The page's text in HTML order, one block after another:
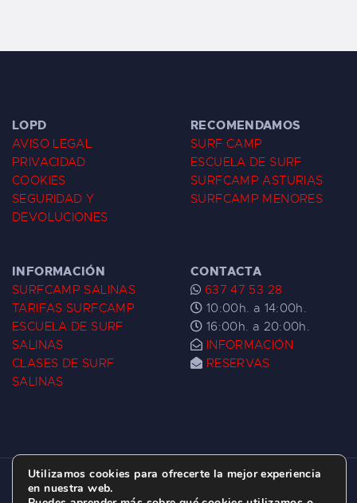
LOPD
AVISO LEGAL
PRIVACIDAD
COOKIES
SEGURIDAD Y
DEVOLUCIONES
RECOMENDAMOS
SURF CAMP
ESCUELA DE SURF
SURFCAMP ASTURIAS
SURFCAMP MENORES
INFORMACIÓN
SURFCAMP SALINAS
TARIFAS SURFCAMP
ESCUELA DE SURF
SALINAS
CLASES DE SURF
SALINAS
CONTACTA
637 47 53 28
10:00h. a 14:00h.
16:00h. a 20:00h.
INFORMACIÓN
RESERVAS
ESCUELA DE SURF LAS DUNAS ©
2026.
Utilizamos cookies para ofrecerte la mejor experiencia
en nuestra web.